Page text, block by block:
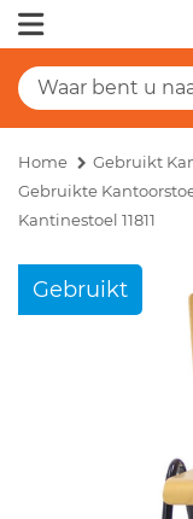
Home
Gebruikt
Gebruikte
Kantinestoel 11811
Gebruikt